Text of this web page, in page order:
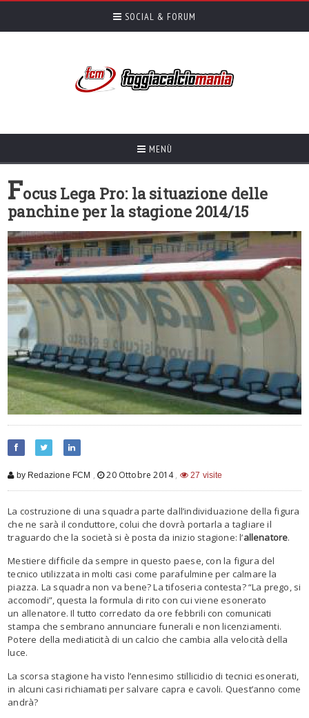
SOCIAL & FORUM
MENÙ
Focus Lega Pro: la situazione delle
panchine per la stagione 2014/15
by Redazione FCM , 20 Ottobre 2014, 27 visite
La costruzione di una squadra parte dall’individuazione della figura
che ne sarà il conduttore, colui che dovrà portarla a tagliare il
traguardo che la società si è posta da inizio stagione: l’allenatore.
Mestiere difficile da sempre in questo paese, con la figura del
tecnico utilizzata in molti casi come parafulmine per calmare la
piazza. La squadra non va bene? La tifoseria contesta? “La prego, si
accomodi”, questa la formula di rito con cui viene esonerato
un allenatore. Il tutto corredato da ore febbrili con comunicati
stampa che sembrano annunciare funerali e non licenziamenti.
Potere della mediaticità di un calcio che cambia alla velocità della
luce.
La scorsa stagione ha visto l’ennesimo stillicidio di tecnici esonerati,
in alcuni casi richiamati per salvare capra e cavoli. Quest’anno come
andrà?